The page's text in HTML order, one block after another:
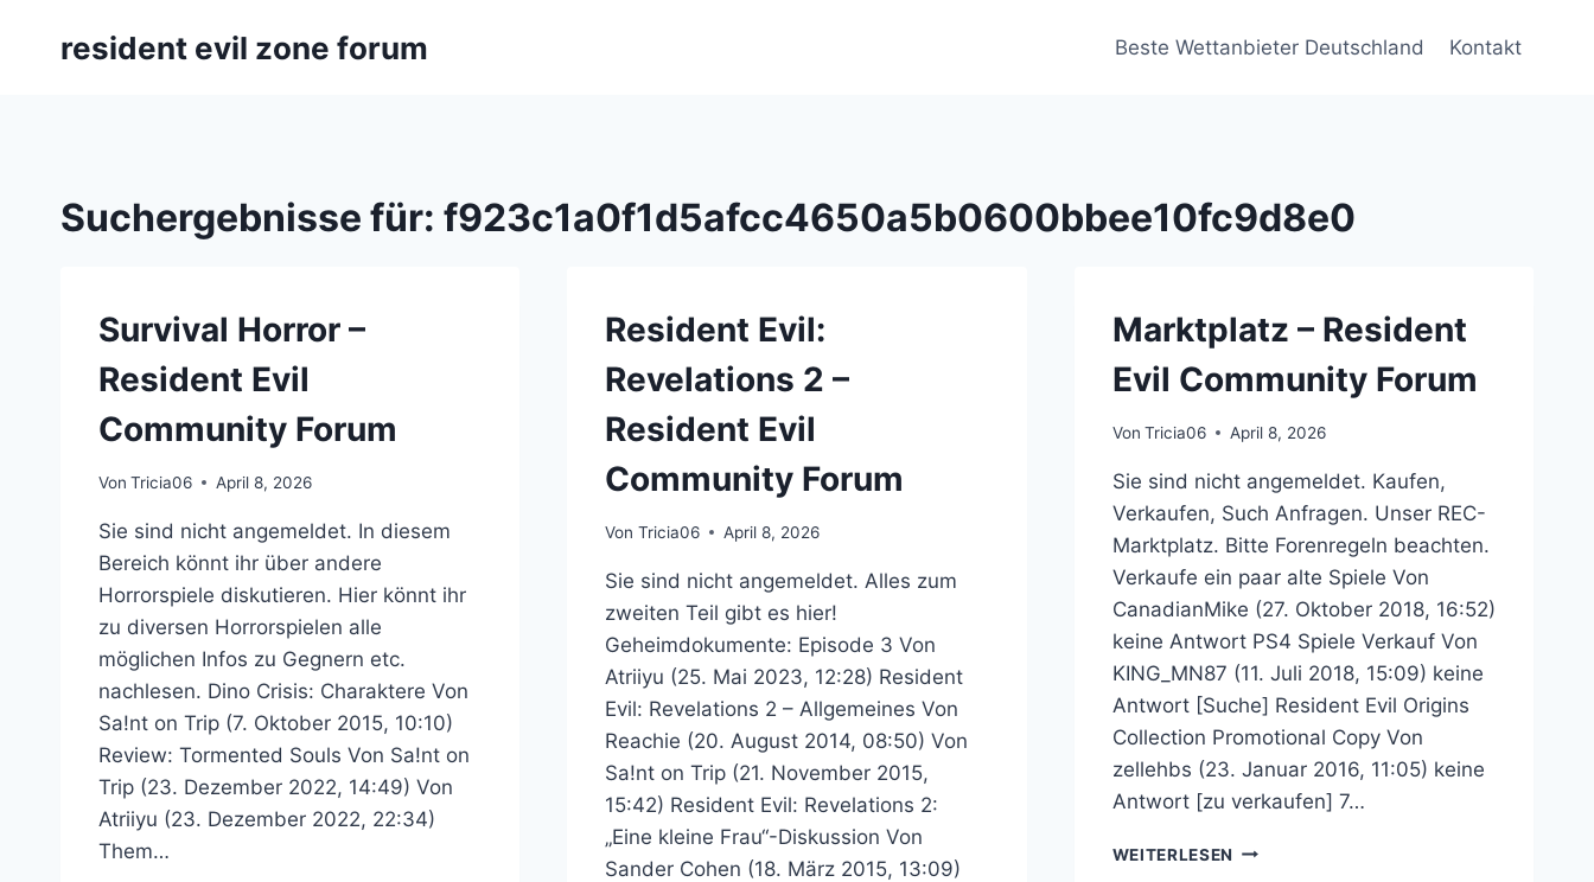
resident evil zone forum Beste Wettanbieter Deutschland Kontakt
Suchergebnisse für: f923c1a0f1d5afcc4650a5b0600bbee10fc9d8e0
Survival Horror –
Resident Evil
Community Forum
Von Tricia06 April 8, 2026
Sie sind nicht angemeldet. In diesem
Bereich könnt ihr über andere
Horrorspiele diskutieren. Hier könnt ihr
zu diversen Horrorspielen alle
möglichen Infos zu Gegnern etc.
nachlesen. Dino Crisis: Charaktere Von
Sa!nt on Trip (7. Oktober 2015, 10:10)
Review: Tormented Souls Von Sa!nt on
Trip (23. Dezember 2022, 14:49) Von
Atriiyu (23. Dezember 2022, 22:34)
Them…
Resident Evil:
Revelations 2 –
Resident Evil
Community Forum
Von Tricia06 April 8, 2026
Sie sind nicht angemeldet. Alles zum
zweiten Teil gibt es hier!
Geheimdokumente: Episode 3 Von
Atriiyu (25. Mai 2023, 12:28) Resident
Evil: Revelations 2 – Allgemeines Von
Reachie (20. August 2014, 08:50) Von
Sa!nt on Trip (21. November 2015,
15:42) Resident Evil: Revelations 2:
„Eine kleine Frau“-Diskussion Von
Sander Cohen (18. März 2015, 13:09)
Marktplatz – Resident
Evil Community Forum
Von Tricia06 April 8, 2026
Sie sind nicht angemeldet. Kaufen,
Verkaufen, Such Anfragen. Unser REC-
Marktplatz. Bitte Forenregeln beachten.
Verkaufe ein paar alte Spiele Von
CanadianMike (27. Oktober 2018, 16:52)
keine Antwort PS4 Spiele Verkauf Von
KING_MN87 (11. Juli 2018, 15:09) keine
Antwort [Suche] Resident Evil Origins
Collection Promotional Copy Von
zellehbs (23. Januar 2016, 11:05) keine
Antwort [zu verkaufen] 7…
WEITERLESEN MARKTPLATZ